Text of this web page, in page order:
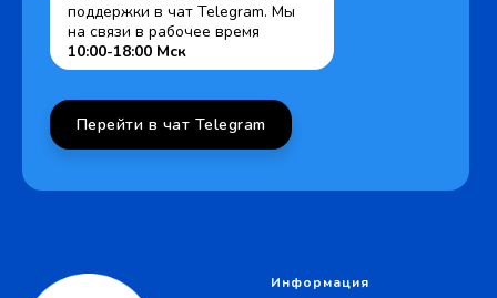
поддержки в чат Telegram. Мы
на связи в рабочее время
10:00-18:00 Мск
Перейти в чат Telegram
Информация